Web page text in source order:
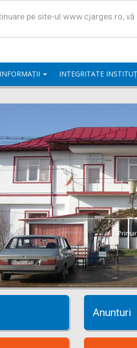
pe site-ul www.cjarges.ro,
INFORMAȚII INTEGRITATE
Anunturi